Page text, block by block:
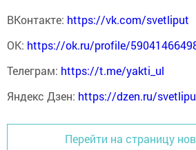
ВКонтакте: https://vk.com/svetliput
ОК: https://ok.ru/profile/
Телеграм: https://t.me/yakti_ul
Яндекс Дзен: https://dzen.ru/
Перейти на страницу